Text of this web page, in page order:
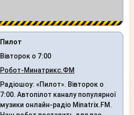
Пилот
Вівторок о 7:00
Робот-Минатрикс.ФМ
Радіошоу: «Пилот». Вівторок о
7:00. Автопілот каналу популярної
музики онлайн-радіо Minatrix.FM.